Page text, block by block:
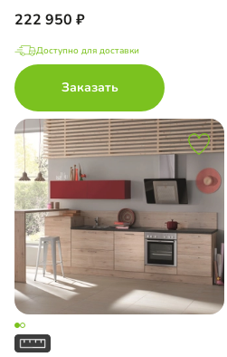
222 950
Доступно для доставки
Заказать